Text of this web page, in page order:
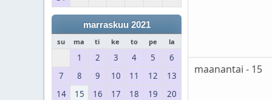
marraskuu 2021
su ma ti ke to pe la
1 2 3 4 5
6
7
8 9 10 11 12
13
14
15 16 17 18 19
20
maanantai - 15